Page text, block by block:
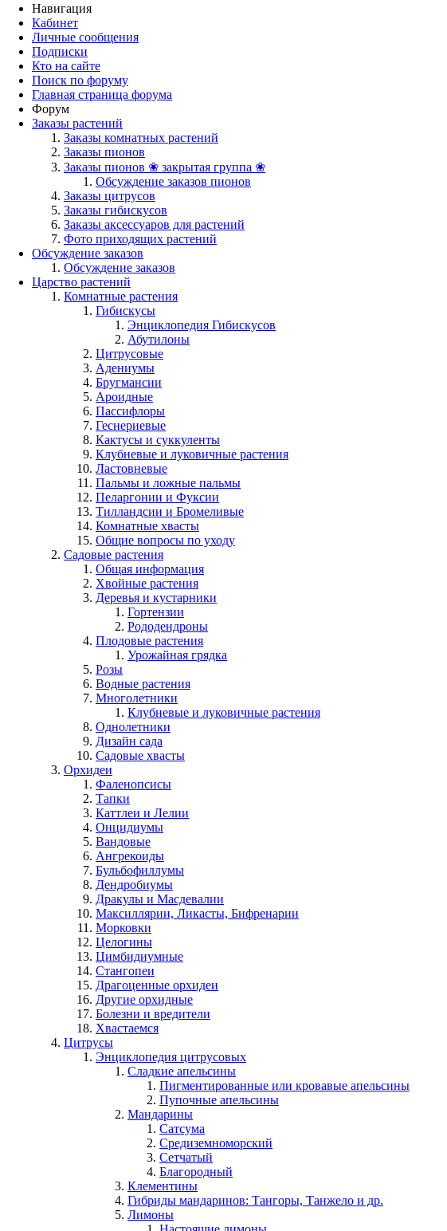
Навигация
Кабинет
Личные сообщения
Подписки
Кто на сайте
Поиск по форуму
Главная страница форума
Форум
Заказы растений
Заказы комнатных растений
Заказы пионов
Заказы пионов ❀ закрытая группа ❀
Обсуждение заказов пионов
Заказы цитрусов
Заказы гибискусов
Заказы аксессуаров для растений
Фото приходящих растений
Обсуждение заказов
Обсуждение заказов
Царство растений
Комнатные растения
Гибискусы
Энциклопедия Гибискусов
Абутилоны
Цитрусовые
Адениумы
Бругмансии
Ароидные
Пассифлоры
Геснериевые
Кактусы и суккуленты
Клубневые и луковичные растения
Ластовневые
Пальмы и ложные пальмы
Пеларгонии и Фуксии
Тилландсии и Бромеливые
Комнатные хвасты
Общие вопросы по уходу
Садовые растения
Общая информация
Хвойные растения
Деревья и кустарники
Гортензии
Рододендроны
Плодовые растения
Урожайная грядка
Розы
Водные растения
Многолетники
Клубневые и луковичные растения
Однолетники
Дизайн сада
Садовые хвасты
Орхидеи
Фаленопсисы
Тапки
Каттлеи и Лелии
Онцидиумы
Вандовые
Ангрекоиды
Бульбофиллумы
Дендробиумы
Дракулы и Масдевалии
Максиллярии, Ликасты, Бифренарии
Морковки
Целогины
Цимбидиумные
Стангопеи
Драгоценные орхидеи
Другие орхидные
Болезни и вредители
Хвастаемся
Цитрусы
Энциклопедия цитрусовых
Сладкие апельсины
Пигментированные или кровавые апельсины
Пупочные апельсины
Мандарины
Сатсума
Средиземноморский
Сетчатый
Благородный
Клементины
Гибриды мандаринов: Тангоры, Танжело и др.
Лимоны